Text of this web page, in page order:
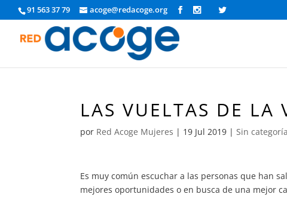
91 563 37 79 acoge@redacoge.org
LAS VUELTAS DE LA
por Red Acoge Mujeres | 19 Jul 2019 |Sin categoría
Es muy común escuchar a las personas que han
mejores oportunidades o en busca de una mejor